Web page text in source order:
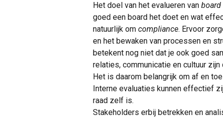
Het doel van het evalueren van board
goed een board het doet en wat
natuurlijk om compliance. Ervoor
en het bewaken van processen en
betekent nog niet dat je ook goed
relaties, communicatie en cultuur
Het is daarom belangrijk om af en
Interne evaluaties kunnen effectief
raad zelf is.
Stakeholders erbij betrekken en